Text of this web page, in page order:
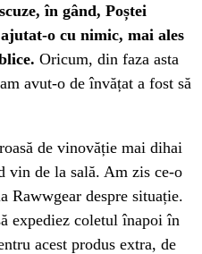
în gând, Poștei
o cu nimic, mai ales
Oricum, din faza asta
avut-o de învățat a fost să
de vinovăție mai dihai
vin de la sală. Am zis ce-o
Rawwgear despre situație.
expediez coletul înapoi în
acest produs extra, de